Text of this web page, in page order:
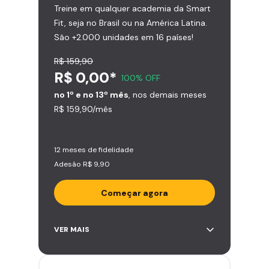
Treine em qualquer academia da Smart
Fit, seja no Brasil ou na América Latina.
São +2.000 unidades em 16 países!
R$ 159,90
R$ 0,00* 100% OFF
no 1º e no 13º mês, nos demais meses
R$ 159,90/mês
12 meses de fidelidade
Adesão R$ 9,90
Começar agora
Acesso ilimitado a +2.000
Leve 5 amigos por mês para
VER MAIS